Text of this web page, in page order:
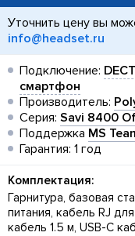
Уточнить цену вы
info@headset.ru
Подключение:
смартфон
Производитель:
Серия: Savi 8400
Поддержка MS
Гарантия: 1 год
Комплектация:
Гарнитура, базовая
питания, кабель RJ
кабель 1.5 м, USB-C